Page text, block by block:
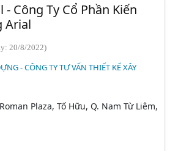
Công Ty Cổ Phần Kiến
Arial
20/8/2022)
- CÔNG TY TƯ VẤN THIẾT KẾ XÂY
Plaza, Tố Hữu, Q. Nam Từ Liêm,